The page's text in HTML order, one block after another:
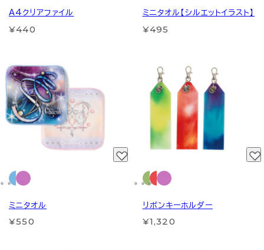
A4クリアファイル
¥440
ミニタオル【シルエットイラスト】
¥495
ミニタオル
¥550
リボンキーホルダー
¥1,320